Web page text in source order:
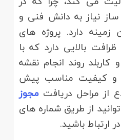
نیاز به دانش فنی و
دارد. پروژه های
بالایی دارد که با
روند انجام نقشه
و کیفیت مناسب پیش
از مراحل دریافت مجوز
از طریق شماره های
ارتباط باشید.